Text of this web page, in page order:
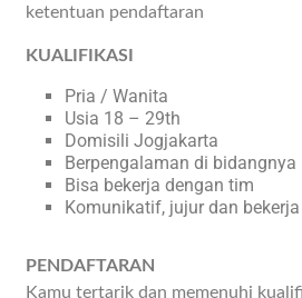
ketentuan pendaftaran
KUALIFIKASI
Pria / Wanita
Usia 18 – 29th
Domisili Jogjakarta
Berpengalaman di bidangnya
Bisa bekerja dengan tim
Komunikatif, jujur dan
PENDAFTARAN
Kamu tertarik dan memenuhi